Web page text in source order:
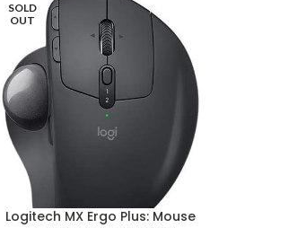
SOLD
OUT
LEER MÁS
Logitech MX Ergo Plus: Mouse